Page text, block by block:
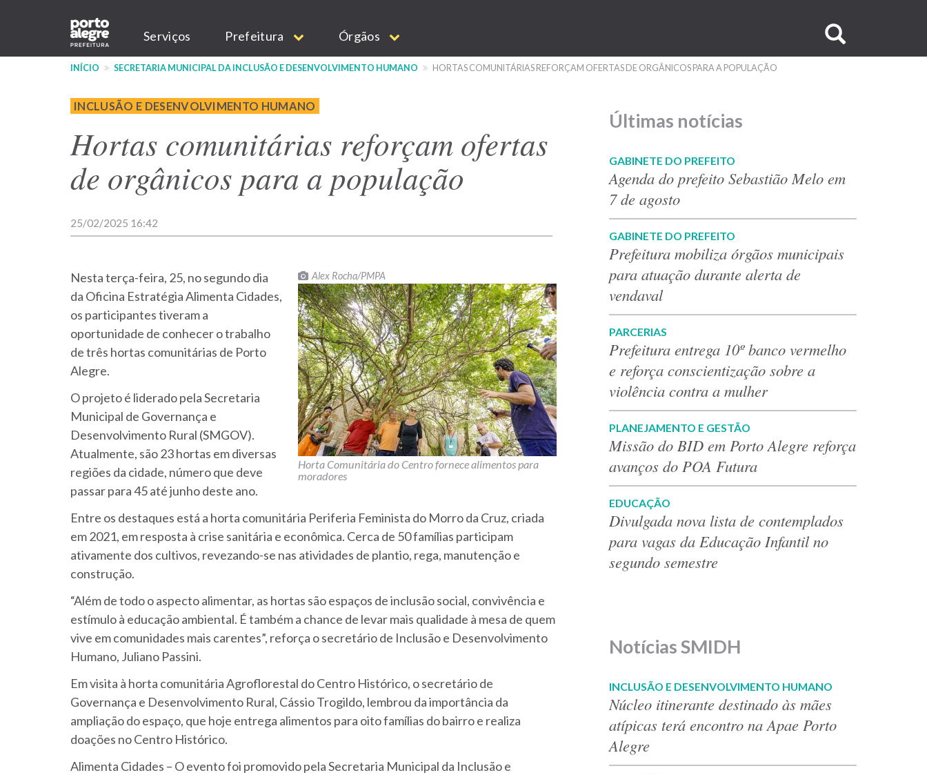
conteúdo
Main
navigation
Serviços Prefeitura Órgãos
no
INÍCIO SECRETARIA MUNICIPAL DA INCLUSÃO E DESENVOLVIMENTO HUMANO HORTAS COMUNITÁRIAS REFORÇAM OFERTAS DE ORGÂNICOS PARA A POPULAÇÃO
INCLUSÃO E DESENVOLVIMENTO HUMANO
Hortas comunitárias reforçam ofertas
de orgânicos para a população
25/02/2025 16:42
Alex Rocha/PMPA
Horta Comunitária do Centro fornece alimentos para
moradores
Nesta terça-feira, 25, no segundo dia
da Oficina Estratégia Alimenta Cidades,
os participantes tiveram a
oportunidade de conhecer o trabalho
de três hortas comunitárias de Porto
Alegre.
O projeto é liderado pela Secretaria
Municipal de Governança e
Desenvolvimento Rural (SMGOV).
Atualmente, são 23 hortas em diversas
regiões da cidade, número que deve
passar para 45 até junho deste ano.
Entre os destaques está a horta comunitária Periferia Feminista do Morro da Cruz, criada
em 2021, em resposta à crise sanitária e econômica. Cerca de 50 famílias participam
ativamente dos cultivos, revezando-se nas atividades de plantio, rega, manutenção e
construção.
“Além de todo o aspecto alimentar, as hortas são espaços de inclusão social, convivência e
estímulo à educação ambiental. É também a chance de levar mais qualidade à mesa de quem
vive em comunidades mais carentes”, reforça o secretário de Inclusão e Desenvolvimento
Humano, Juliano Passini.
Em visita à horta comunitária Agroflorestal do Centro Histórico, o secretário de
Governança e Desenvolvimento Rural, Cássio Trogildo, lembrou da importância da
ampliação do espaço, que hoje entrega alimentos para oito famílias do bairro e realiza
doações no Centro Histórico.
Alimenta Cidades – O evento foi promovido pela Secretaria Municipal da Inclusão e
Últimas notícias
GABINETE DO PREFEITO
Agenda do prefeito Sebastião Melo em
7 de agosto
GABINETE DO PREFEITO
Prefeitura mobiliza órgãos municipais
para atuação durante alerta de
vendaval
PARCERIAS
Prefeitura entrega 10º banco vermelho
e reforça conscientização sobre a
violência contra a mulher
PLANEJAMENTO E GESTÃO
Missão do BID em Porto Alegre reforça
avanços do POA Futura
EDUCAÇÃO
Divulgada nova lista de contemplados
para vagas da Educação Infantil no
segundo semestre
Notícias SMIDH
INCLUSÃO E DESENVOLVIMENTO HUMANO
Núcleo itinerante destinado às mães
atípicas terá encontro na Apae Porto
Alegre